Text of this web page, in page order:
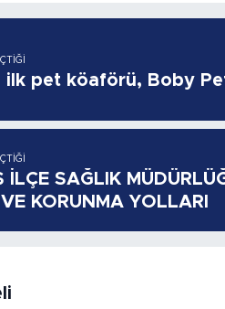
ilk pet köaförü, Boby
İLÇE SAĞLIK
KORUNMA YOLLARI